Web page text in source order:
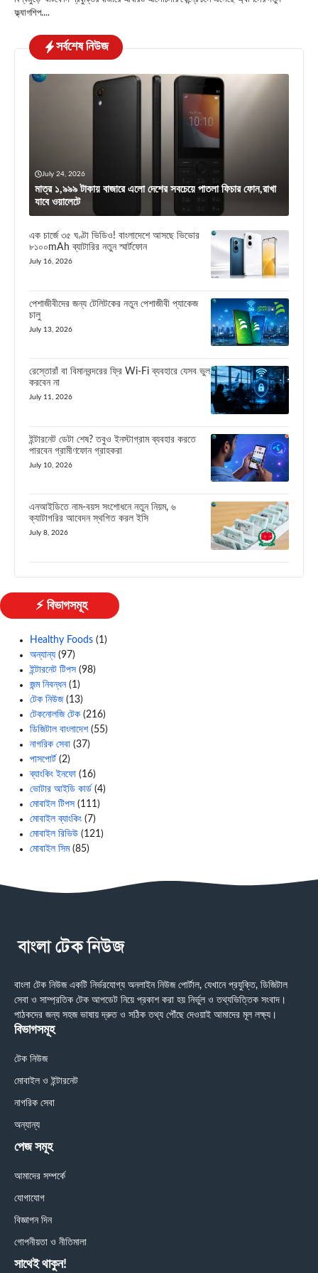
ফ্ল্যাগশিপ....
সর্বশেষ নিউজ
July 24, 2026
মাত্র ১,৯৯৯ টাকায় বাজারে এলো দেশের সবচেয়ে পাতলা ফিচার ফোন,রাখা
যাবে ওয়ালেটে
এক চার্জে ৩৫ ঘণ্টা ভিডিও! বাংলাদেশে আসছে ভিভোর
৮১০০mAh ব্যাটারির নতুন স্মার্টফোন
July 16, 2026
পেশাজীবীদের জন্য টেলিটকের নতুন পেশাজীবী প্যাকেজ
চালু
July 13, 2026
রেস্তোরাঁ বা বিমানবন্দরের ফ্রি Wi-Fi ব্যবহারে যেসব ভুল
করবেন না
July 11, 2026
ইন্টারনেট ডেটা শেষ? তবুও ইনস্টাগ্রাম ব্যবহার করতে
পারবেন গ্রামীণফোন গ্রাহকরা
July 10, 2026
এনআইডিতে নাম-বয়স সংশোধনে নতুন নিয়ম, ৬
ক্যাটাগরির আবেদন স্থগিত করল ইসি
July 8, 2026
⚡ বিভাগসমূহ
Healthy Foods (1)
অন্যান্য (97)
ইন্টারনেট টিপস (98)
জন্ম নিবন্ধন(1)
টেক নিউজ(13)
টেকনোলজি টেক (216)
ডিজিটাল বাংলাদেশ(55)
নাগরিক সেবা (37)
পাসপোর্ট (2)
ব্যাংকিং ইনফো (16)
ভোটার আইডি কার্ড (4)
মোবাইল টিপস (111)
মোবাইল ব্যাংকিং (7)
মোবাইল রিভিউ (121)
মোবাইল সিম(85)
বাংলা টেক নিউজ একটি নির্ভরযোগ্য অনলাইন নিউজ পোর্টাল, যেখানে প্রযুক্তি, ডিজিটাল
সেবা ও সাম্প্রতিক টেক আপডেট নিয়ে প্রকাশ করা হয় নির্ভুল ও তথ্যভিত্তিক সংবাদ।
পাঠকদের জন্য সহজ ভাষায় দ্রুত ও সঠিক তথ্য পৌঁছে দেওয়াই আমাদের মূল লক্ষ্য।
বিভাগসমূহ
টেক নিউজ
মোবাইল ও ইন্টারনেট
নাগরিক সেবা
অন্যান্য
পেজ সমূহ
আমাদের সম্পর্কে
যোগাযোগ
বিজ্ঞাপন দিন
গোপনীয়তা ও নীতিমালা
সাথেই থাকুন!